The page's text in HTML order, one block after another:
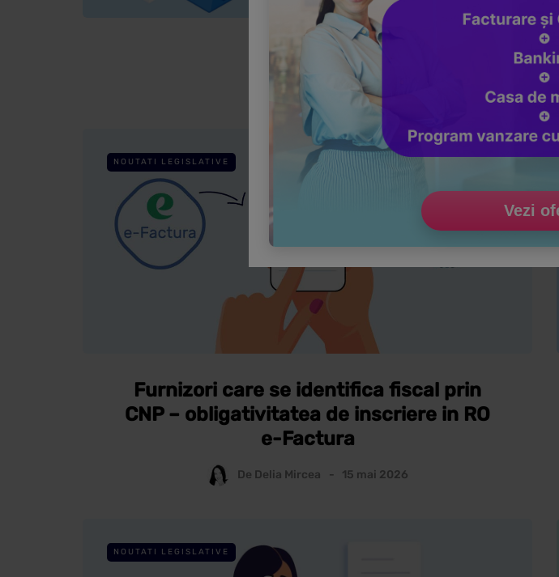
Te-ar mai
NOUTATI LEGISLATIVE
Furnizori care se identifica fiscal prin
CNP – obligativitatea de inscriere in RO
e-Factura
De Delia Mircea 15 mai 2026
NOUTATI LEGISLATIVE
Vezi